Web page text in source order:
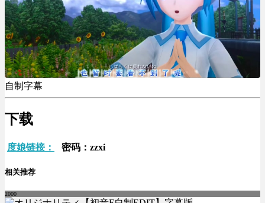
自制字幕
下载
度娘链接： 密码：zzxi
相关推荐
2000